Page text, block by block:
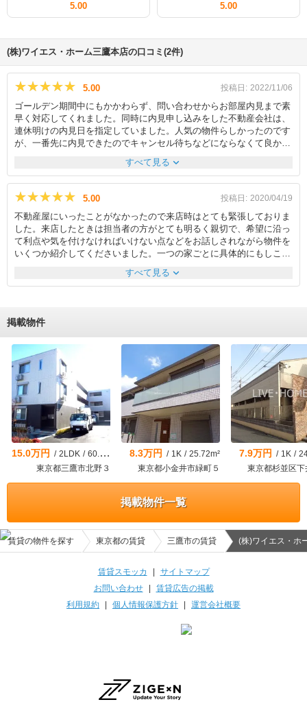
5.00 5.00
(株)ワイエス・ホーム三鷹本店の口コミ(2件)
★★★★★
★★★★★ 5.00 投稿日: 2022/11/06
ゴールデン期間中にもかかわらず、問い合わせからお部屋内見まで素
早く対応してくれました。同時に内見申し込みをした不動産会社は、
連休明けの内見日を指定していました。人気の物件らしかったのです
が、一番先に内見できたのでキャンセル待ちなどにならなくて良かっ
たです。お部屋を見た時に修繕をやっていた途中なので、本当に早く
動いてくれたのだと思います。そうした状況で、他の不動産会社に相
めて、物件から直接支店まで、車で向かいました。保証会社へ提出す
る情報も高齢の両親などの事情も考慮して親身になって話を聞いてく
れました。申し込みから契約日までも、逐一情報をわかりやすく提供
していただき、不安になることなく安心して、準備万端で契約日に臨
むことができました。契約の日は担当者が不在だったのですが、引き
継ぎをしっかりとしていてくれたので、全く問題なく契約をすること
ができました。鍵の引き渡しもとてもスムーズで、引越し準備を前も
って進めることができたので、よかったです。
すべて見る expand_more
★★★★★
★★★★★ 5.00 投稿日: 2020/04/19
不動産屋にいったことがなかったので来店時はとても緊張しておりま
した。来店したときは担当者の方がとても明るく親切で、希望に沿っ
て利点や気を付けなければいけない点などをお話しされながら物件を
いくつか紹介してくださいました。一つの家ごとに具体的にもしここ
にしたらこういうところが気になると思う、こういうタイプだったら
この家はあまりおすすめしないなど、住んだていでお話をしてくださ
教えて下さいました。 物件の内覧にいくときの車の中でも気さくに
話しかけて下さり。緊張することなく内覧を終えることができまし
た。契約内容や契約日、支払方法などこちらの要望に応えて下さりと
ても助かりました。最後に鍵の受け取りに伺ったときに、ほかのお客
様の対応をされていたので、違う方が対応してくださったのですがス
ムーズに終わったので、ちゃんと引き継いでくれてるのだなと思いま
した。退店する時にわざわざ挨拶しに来てくださって嬉しかったで
す。
すべて見る expand_more
掲載物件
15.0万円 / 2LDK / 60.46m²
東京都三鷹市北野３
8.3万円 / 1K / 25.72m²
東京都小金井市緑町５
7.9万円 / 1K /
東京都杉並区下
掲載物件一覧
賃貸の物件を探す 東京都の賃貸 三鷹市の賃貸 (株)ワイエス・ホ
賃貸スモッカ
サイトマップ
お問い合わせ| 賃貸広告の掲載
利用規約
個人情報保護方針 運営会社概要